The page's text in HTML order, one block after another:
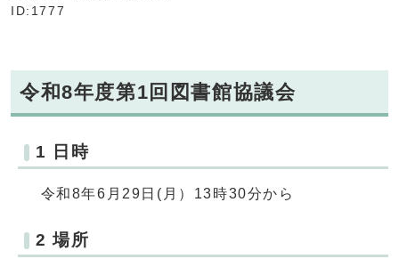
ID:1777
令和8年度第1回図書館協議会
1 日時
令和8年6月29日(月）13時30分から
2 場所